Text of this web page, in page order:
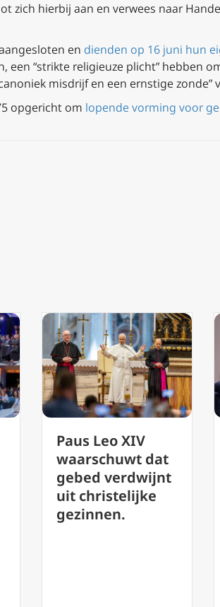
zich hierbij aan en verwees naar
en dienden op 16 juni hun
“strikte religieuze plicht” hebben
misdrijf en een ernstige zonde”
opgericht om lopende vorming voor
De Oekraïense
ambassadeur
zegt dat een
pauselijk bezoek
een grote impuls